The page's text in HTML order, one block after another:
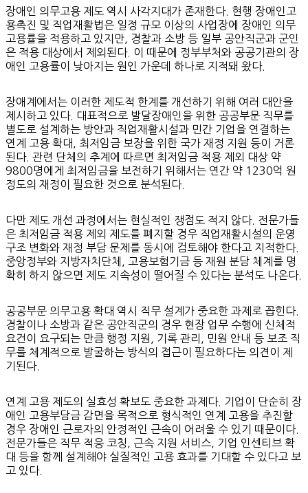
장애인 의무고용 제도 역시 사각지대가 존재한다. 현행 장애인고
용촉진 및 직업재활법은 일정 규모 이상의 사업장에 장애인 의무
고용률을 적용하고 있지만, 경찰과 소방 등 일부 공안직군과 군인
은 적용 대상에서 제외된다. 이 때문에 정부부처와 공공기관의 장
애인 고용률이 낮아지는 원인 가운데 하나로 지적돼 왔다.
장애계에서는 이러한 제도적 한계를 개선하기 위해 여러 대안을
제시하고 있다. 대표적으로 발달장애인을 위한 공공부문 직무를
별도로 설계하는 방안과 직업재활시설과 민간 기업을 연결하는
연계 고용 확대, 최저임금 보장을 위한 국가 재정 지원 등이 거론
된다. 관련 단체의 추계에 따르면 최저임금 적용 제외 대상 약
9800명에게 최저임금을 보전하기 위해서는 연간 약 1230억 원
정도의 재정이 필요한 것으로 분석된다.
다만 제도 개선 과정에서는 현실적인 쟁점도 적지 않다. 전문가들
은 최저임금 적용 제외 제도를 폐지할 경우 직업재활시설의 운영
구조 변화와 재정 부담 문제를 동시에 검토해야 한다고 지적한다.
중앙정부와 지방자치단체, 고용보험기금 등 재원 분담 체계를 명
확히 하지 않으면 제도 지속성이 떨어질 수 있다는 분석도 나온다.
공공부문 의무고용 확대 역시 직무 설계가 중요한 과제로 꼽힌다.
경찰이나 소방과 같은 공안직군의 경우 현장 업무 수행에 신체적
요건이 요구되는 만큼 행정 지원, 기록 관리, 민원 안내 등 보조 직
무를 체계적으로 발굴하는 방식의 접근이 필요하다는 의견이 제
기된다.
연계 고용 제도의 실효성 확보도 중요한 과제다. 기업이 단순히 장
애인 고용부담금 감면을 목적으로 형식적인 연계 고용을 추진할
경우 장애인 근로자의 안정적인 근속이 어려울 수 있기 때문이다.
전문가들은 직무 적응 코칭, 근속 지원 서비스, 기업 인센티브 확
대 등을 함께 설계해야 실질적인 고용 효과를 기대할 수 있다고 보
고 있다.